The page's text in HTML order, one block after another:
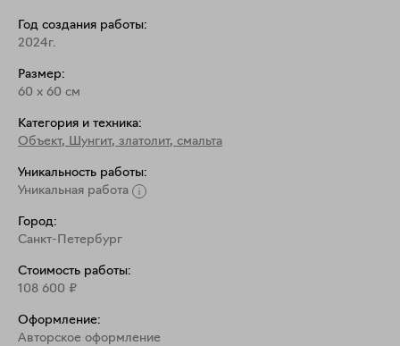
Я с удовольствием "повторю" эту работу для Вас по
Год создания работы:
2024г.
Размер:
60 x 60 см
Категория и техника:
Объект, Шунгит, златолит, смальта
Уникальность работы:
Уникальная работа
Город:
Санкт-Петербург
Стоимость работы:
108 600 ₽
Оформление:
Aвторское оформление